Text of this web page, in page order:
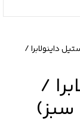
داینولابرا /
/